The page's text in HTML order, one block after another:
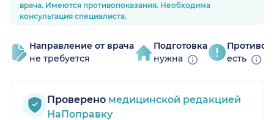
врача. Имеются противопоказания. Необходима
консультация специалиста.
Направление от врача
не требуется
Подготовка
нужна
есть
Проверено медицинской редакцией
НаПоправку